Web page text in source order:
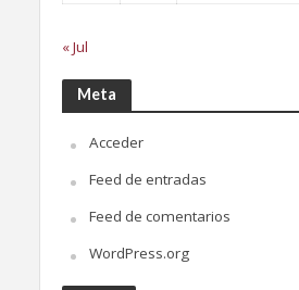
« Jul
Meta
Acceder
Feed de entradas
Feed de comentarios
WordPress.org